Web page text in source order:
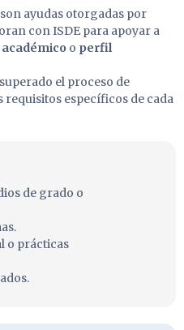
ayudas otorgadas por
con ISDE para apoyar a
o perfil
el proceso de
requisitos específicos de cada
de grado o
o prácticas